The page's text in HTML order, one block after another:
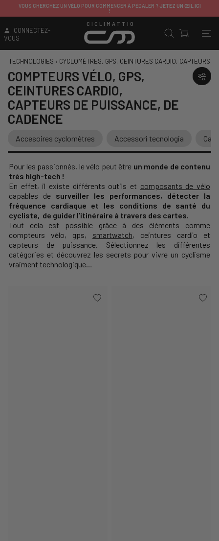
VOUS CHERCHEZ UN VÉLO POUR COMMENCER À PÉDALER ? JETEZ UN ŒIL ICI
!
CONNECTEZ-
VOUS
CICLIMATTIO
TECHNOLOGIES › CYCLOMÈTRES, GPS, CEINTURES CARDIO, CAPTEURS
COMPTEURS VÉLO, GPS,
CEINTURES CARDIO,
CAPTEURS DE PUISSANCE, DE
CADENCE
Accesoires cyclomètres Accessori tecnologia
Pour les passionnés, le vélo peut être un monde de contenu
très high-tech !
En effet, il existe différents outils et composants de vélo
capables de surveiller les performances, détecter la
fréquence cardiaque et les conditions de santé du
cycliste, de guider l'itinéraire à travers des cartes.
Tout cela est possible grâce à des éléments comme
compteurs vélo, gps, smartwatch, ceintures cardio et
capteurs de puissance. Sélectionnez les différentes
catégories et découvrez les secrets pour vivre un cyclisme
vraiment technologique…